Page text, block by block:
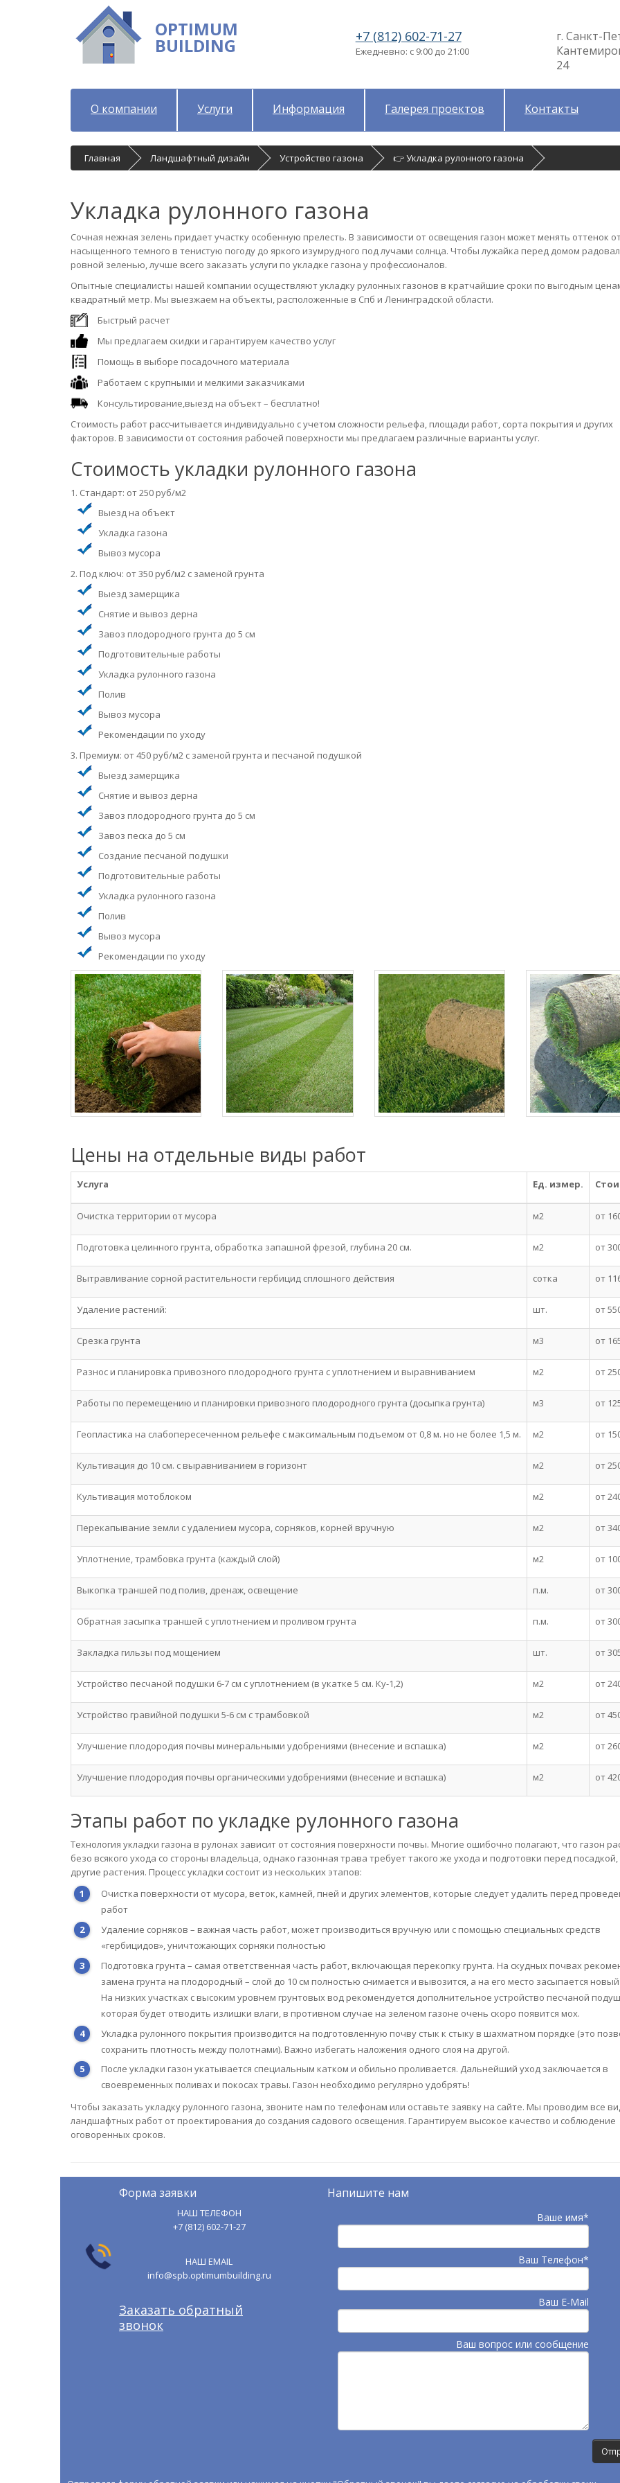
OPTIMUM
BUILDING +7 (812) 602-71-27
Ежедневно: с 9:00 до 21:00
г. Санкт-
24
О компании Услуги Информация Галерея проектов Контакты
Главная Ландшафтный дизайн Устройство газона 👉 Укладка рулонного газона
Укладка рулонного газона
Сочная нежная зелень придает участку особенную прелесть. В зависимости от освещения газон может менять оттенок
насыщенного темного в тенистую погоду до яркого изумрудного под лучами солнца. Чтобы лужайка перед домом
ровной зеленью, лучше всего заказать услуги по укладке газона у профессионалов.
Опытные специалисты нашей компании осуществляют укладку рулонных газонов в кратчайшие сроки по выгодным
квадратный метр. Мы выезжаем на объекты, расположенные в Спб и Ленинградской области.
Быстрый расчет
Мы предлагаем скидки и гарантируем качество услуг
Помощь в выборе посадочного материала
Работаем с крупными и мелкими заказчиками
Консультирование,выезд на объект – бесплатно!
Стоимость работ рассчитывается индивидуально с учетом сложности рельефа, площади работ, сорта покрытия и других
факторов. В зависимости от состояния рабочей поверхности мы предлагаем различные варианты услуг.
Стоимость укладки рулонного газона
1. Стандарт: от 250 руб/м2
Выезд на объект
Укладка газона
Вывоз мусора
2. Под ключ: от 350 руб/м2 с заменой грунта
Выезд замерщика
Снятие и вывоз дерна
Завоз плодородного грунта до 5 см
Подготовительные работы
Укладка рулонного газона
Полив
Вывоз мусора
Рекомендации по уходу
3. Премиум: от 450 руб/м2 с заменой грунта и песчаной подушкой
Выезд замерщика
Снятие и вывоз дерна
Завоз плодородного грунта до 5 см
Завоз песка до 5 см
Создание песчаной подушки
Подготовительные работы
Укладка рулонного газона
Полив
Вывоз мусора
Рекомендации по уходу
Цены на отдельные виды работ
Услуга Ед. измер.
Очистка территории от мусора м2 от
Подготовка целинного грунта, обработка запашной фрезой, глубина 20 см. м2 от
Вытравливание сорной растительности гербицид сплошного действия сотка от
Удаление растений: шт. от
Срезка грунта м3 от
Разнос и планировка привозного плодородного грунта с уплотнением и выравниванием м2 от
Работы по перемещению и планировки привозного плодородного грунта (досыпка грунта) м3 от
Геопластика на слабопересеченном рельефе с максимальным подъемом от 0,8 м. но не более 1,5 м. м2 от
Культивация до 10 см. с выравниванием в горизонт м2 от
Культивация мотоблоком м2 от
Перекапывание земли с удалением мусора, сорняков, корней вручную м2 от
Уплотнение, трамбовка грунта (каждый слой) м2 от
Выкопка траншей под полив, дренаж, освещение п.м. от
Обратная засыпка траншей с уплотнением и проливом грунта п.м. от
Закладка гильзы под мощением шт. от
Устройство песчаной подушки 6-7 см с уплотнением (в укатке 5 см. Ку-1,2) м2 от
Устройство гравийной подушки 5-6 см с трамбовкой м2 от
Улучшение плодородия почвы минеральными удобрениями (внесение и вспашка) м2 от
Улучшение плодородия почвы органическими удобрениями (внесение и вспашка) м2 от
Этапы работ по укладке рулонного газона
Технология укладки газона в рулонах зависит от состояния поверхности почвы. Многие ошибочно полагают, что газон
безо всякого ухода со стороны владельца, однако газонная трава требует такого же ухода и подготовки перед посадкой,
другие растения. Процесс укладки состоит из нескольких этапов:
Очистка поверхности от мусора, веток, камней, пней и других элементов, которые следует удалить перед
работ
Удаление сорняков – важная часть работ, может производиться вручную или с помощью специальных средств
«гербицидов», уничтожающих сорняки полностью
Подготовка грунта – самая ответственная часть работ, включающая перекопку грунта. На скудных почвах
замена грунта на плодородный – слой до 10 см полностью снимается и вывозится, а на его место засыпается новый
На низких участках с высоким уровнем грунтовых вод рекомендуется дополнительное устройство песчаной
которая будет отводить излишки влаги, в противном случае на зеленом газоне очень скоро появится мох.
Укладка рулонного покрытия производится на подготовленную почву стык к стыку в шахматном порядке (это
сохранить плотность между полотнами). Важно избегать наложения одного слоя на другой.
После укладки газон укатывается специальным катком и обильно проливается. Дальнейший уход заключается в
своевременных поливах и покосах травы. Газон необходимо регулярно удобрять!
Чтобы заказать укладку рулонного газона, звоните нам по телефонам или оставьте заявку на сайте. Мы проводим все
ландшафтных работ от проектирования до создания садового освещения. Гарантируем высокое качество и соблюдение
оговоренных сроков.
Форма заявки
НАШ ТЕЛЕФОН
+7 (812) 602-71-27
НАШ EMAIL
info@spb.optimumbuilding.ru
Заказать обратный
звонок
Напишите нам
Ваше имя*
Ваш Телефон*
Ваш E-Mail
Ваш вопрос или сообщение